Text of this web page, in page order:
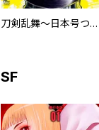
刀剣乱舞～日本号つれづれ酒～
SF